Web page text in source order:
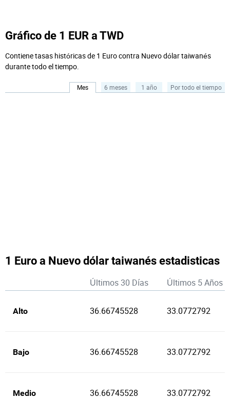
Gráfico de 1 EUR a TWD
Contiene tasas históricas de 1 Euro contra Nuevo dólar taiwanés
durante todo el tiempo.
Mes 6 meses 1 año Por todo el tiempo
1 Euro a Nuevo dólar taiwanés estadisticas
Últimos 30 Días Últimos 5 Años
Alto 36.66745528 33.0772792
Bajo 36.66745528 33.0772792
Medio 36.66745528 33.0772792